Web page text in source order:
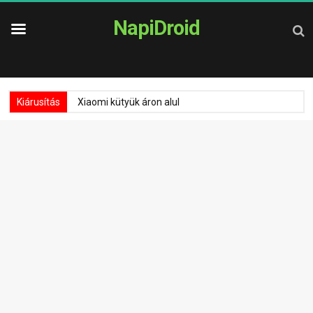
NapiDroid
Kiárusítás Xiaomi kütyük áron alul